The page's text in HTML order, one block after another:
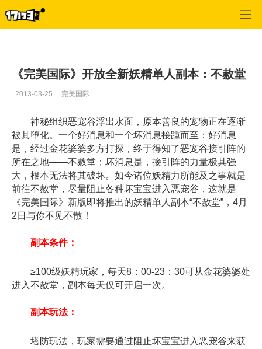
《完美国际》开放全新妖精单人副本：不赦堂
2013-03-25 完美国际
神秘组织恶宠谷浮出水面，原本善良的宠物正在逐渐
被其堕化。一个好消息和一个坏消息接踵而至：好消息
是，经过金花婆婆多方打探，终于得知了恶宠谷接引阵的
所在之地——不赦堂；坏消息是，接引阵的力量极其强
大，根本无法将其破坏。如今诸位妖精力所能及之事就是
前往不赦堂，尽量阻止各种坏宝宝进入恶宠谷，这就是
《完美国际》新版即将推出的妖精单人副本“不赦堂”，4月
2日与你不见不散！
副本条件：
≥100级妖精玩家，每天8：00-23：30可从金花婆婆处
进入不赦堂，副本每天仅可开启一次。
副本玩法：
塔防玩法，玩家需要通过阻止坏宝宝进入恶宠谷来获